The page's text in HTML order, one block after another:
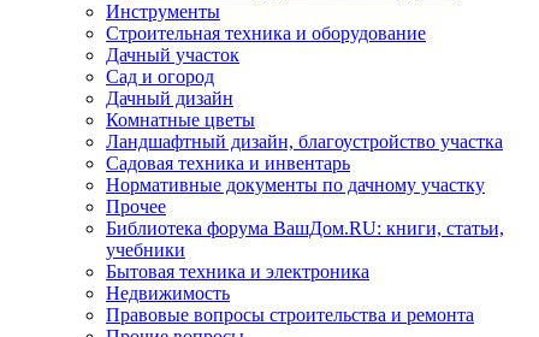
Инструменты
Строительная техника и оборудование
Дачный участок
Сад и огород
Дачный дизайн
Комнатные цветы
Ландшафтный дизайн, благоустройство участка
Садовая техника и инвентарь
Нормативные документы по дачному участку
Прочее
Библиотека форума ВашДом.RU: книги, статьи,
учебники
Бытовая техника и электроника
Недвижимость
Правовые вопросы строительства и ремонта